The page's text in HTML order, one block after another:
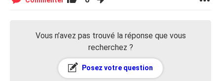
Vous n’avez pas trouvé la réponse que vous
recherchez ?
Posez votre question